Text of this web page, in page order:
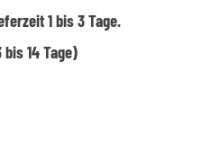
1 bis 3 Tage.
14 Tage)